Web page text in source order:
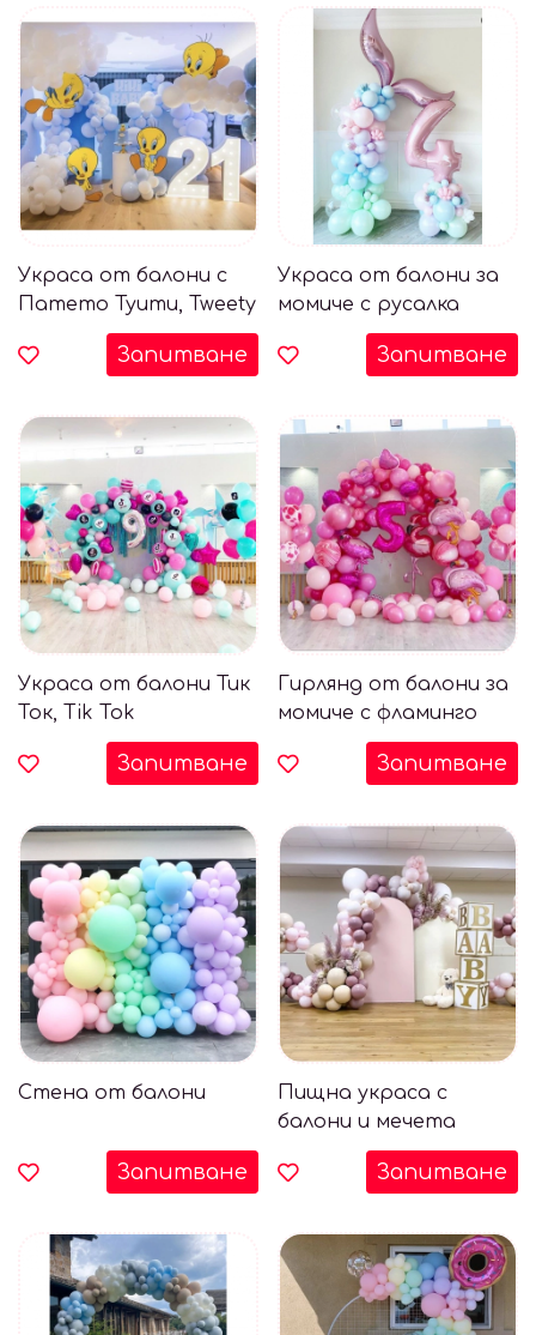
Украса от балони с
Патето Туити, Tweety
Запитване
Украса от балони за
момиче с русалка
Запитване
Украса от балони Тик
Ток, Tik Tok
Запитване
Гирлянд от балони за
момиче с фламинго
Запитване
Стена от балони
Запитване
Пищна украса с
балони и мечета
Запитване